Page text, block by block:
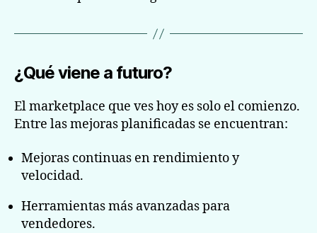
¿Qué viene a futuro?
El marketplace que ves hoy es solo el comienzo.
Entre las mejoras planificadas se encuentran:
Mejoras continuas en rendimiento y
velocidad.
Herramientas más avanzadas para
vendedores.